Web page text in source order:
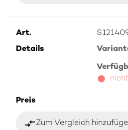
Art.
Details
Preis
compare_arrowsZum Vergleich